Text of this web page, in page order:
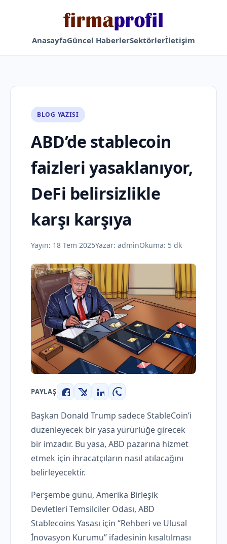
AnasayfaGüncel HaberlerSektörlerİletişim
BLOG YAZISI
ABD’de stablecoin
faizleri yasaklanıyor,
DeFi belirsizlikle
karşı karşıya
Yayın: 18 Tem 2025Yazar: adminOkuma: 5 dk
PAYLAŞ
Facebook
X LinkedInWhatsApp
Başkan Donald Trump sadece StableCoin’i
düzenleyecek bir yasa yürürlüğe girecek
bir imzadır. Bu yasa, ABD pazarına hizmet
etmek için ihracatçıların nasıl atılacağını
belirleyecektir.
Perşembe günü, Amerika Birleşik
Devletleri Temsilciler Odası, ABD
Stablecoins Yasası için “Rehberi ve Ulusal
İnovasyon Kurumu” ifadesinin kısaltılması